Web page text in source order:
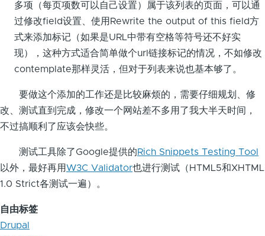
多项（每页项数可以自己设置）属于该列表的页面，可以通
过修改field设置、使用Rewrite the output of this field方
式来添加标记（如果是URL中带有空格等符号还不好实
现），这种方式适合简单做个url链接标记的情况，不如修改
contemplate那样灵活，但对于列表来说也基本够了。
要做这个添加的工作还是比较麻烦的，需要仔细规划、修
改、测试直到完成，修改一个网站差不多用了我大半天时间，
不过搞顺利了应该会快些。
测试工具除了Google提供的Rich Snippets Testing Tool
以外，最好再用W3C Validator也进行测试（HTML5和XHTML
1.0 Strict各测试一遍）。
自由标签
Drupal